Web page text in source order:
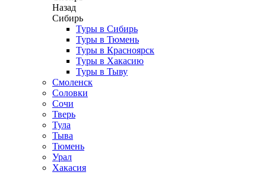
Назад
Сибирь
Туры в Сибирь
Туры в Тюмень
Туры в Красноярск
Туры в Хакасию
Туры в Тыву
Смоленск
Соловки
Сочи
Тверь
Тула
Тыва
Тюмень
Урал
Хакасия